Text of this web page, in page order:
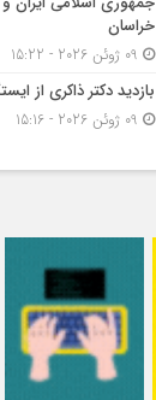
خراسان
بازدید دکتر ذاکری از